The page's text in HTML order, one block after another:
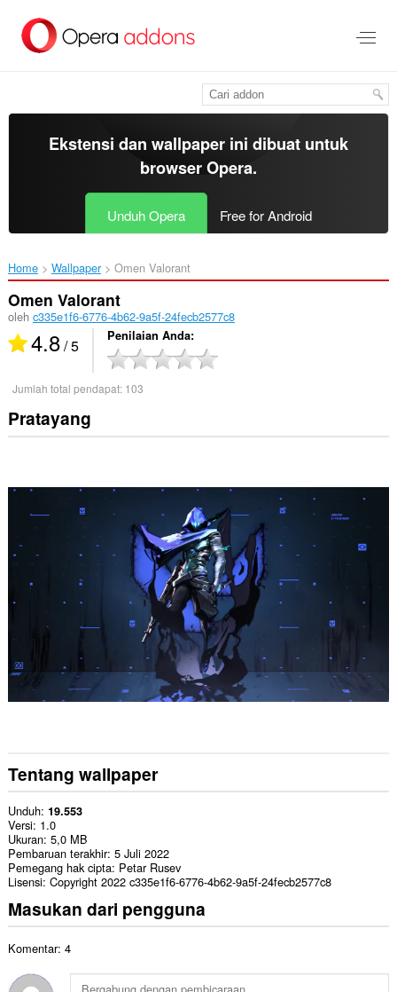
konten
Ekstensi dan wallpaper ini dibuat untuk
browser Opera.
Unduh Opera Free for Android
Home Wallpaper Omen Valorant‎
Omen Valorant
oleh c335e1f6-6776-4b62-9a5f-24fecb2577c8
4.8/ 5 Penilaian Anda
Jumlah total pendapat: 103
Pratayang
Tentang wallpaper
Unduh 19.553
Versi 1.0
Ukuran 5,0 MB
Pembaruan terakhir 5 Juli 2022
Pemegang hak cipta Petar Rusev
Lisensi Copyright 2022 c335e1f6-6776-4b62-9a5f-24fecb2577c8
Masukan dari pengguna
Komentar: 4